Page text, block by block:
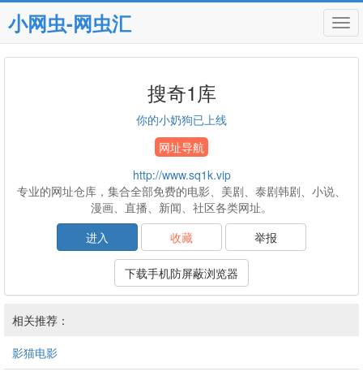
小网虫-网虫汇
搜奇1库
你的小奶狗已上线
网址导航
http://www.sq1k.vip
专业的网址仓库，集合全部免费的电影、美剧、泰剧韩剧、小说、
漫画、直播、新闻、社区各类网址。
进入
收藏 举报
下载手机防屏蔽浏览器
相关推荐：
影猫电影